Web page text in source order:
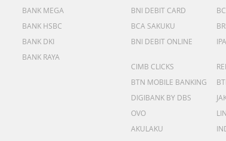
BANK MEGA
BANK HSBC
BANK DKI
BANK RAYA
BNI DEBIT CARD
BCA SAKUKU
BNI DEBIT ONLINE
CIMB CLICKS
BTN MOBILE BANKING
DIGIBANK BY DBS
OVO
AKULAKU